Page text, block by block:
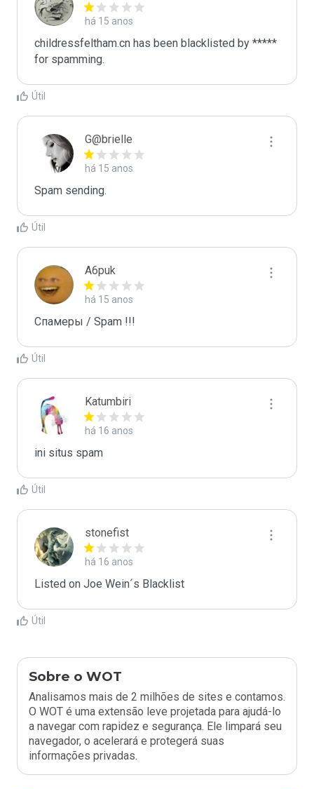
há 15 anos
childressfeltham.cn has been blacklisted by *****
for spamming.
Útil
G@brielle
há 15 anos
Spam sending.
Útil
A6puk
há 15 anos
Спамеры / Spam !!!
Útil
Katumbiri
há 16 anos
ini situs spam
Útil
stonefist
há 16 anos
Listed on Joe Wein´s Blacklist
Útil
Sobre o WOT
Analisamos mais de 2 milhões de sites e contamos.
O WOT é uma extensão leve projetada para ajudá-lo
a navegar com rapidez e segurança. Ele limpará seu
navegador, o acelerará e protegerá suas
informações privadas.